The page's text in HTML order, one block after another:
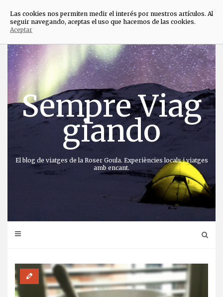
Anar
directament
contingut
Sempre Viag
giando
El blog de viatges de la Roser Goula. Experiències locals i viatges
amb encant.
×
Las cookies nos permiten medir el interés por nuestros artículos. Al
seguir navegando, aceptas el uso que hacemos de las cookies.
Aceptar